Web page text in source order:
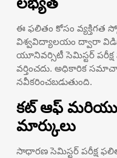
ఈ ఫలితం కోసం వ్యక్తిగత
విశ్వవిద్యాలయం ద్వారా
యూనివర్సిటీ సెమిస్టర్
వర్తించదు. అధికారిక
నవీకరించబడుతుంది.
కట్ ఆఫ్
మార్కులు
సాధారణ సెమిస్టర్ పరీక్ష